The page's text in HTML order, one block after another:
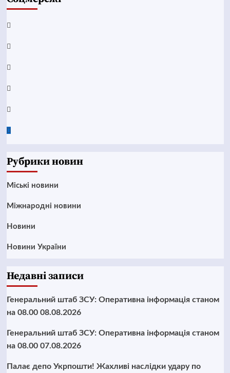
Facebook
YouTube
Telegram
Instagram
Twitter
Google
Рубрики новин
Mіські новини
Міжнародні новини
Новини
Новини України
Недавні записи
Генеральний штаб ЗСУ: Оперативна інформація станом
на 08.00 08.08.2026
Генеральний штаб ЗСУ: Оперативна інформація станом
на 08.00 07.08.2026
Палає депо Укрпошти! Жахливі наслідки удару по